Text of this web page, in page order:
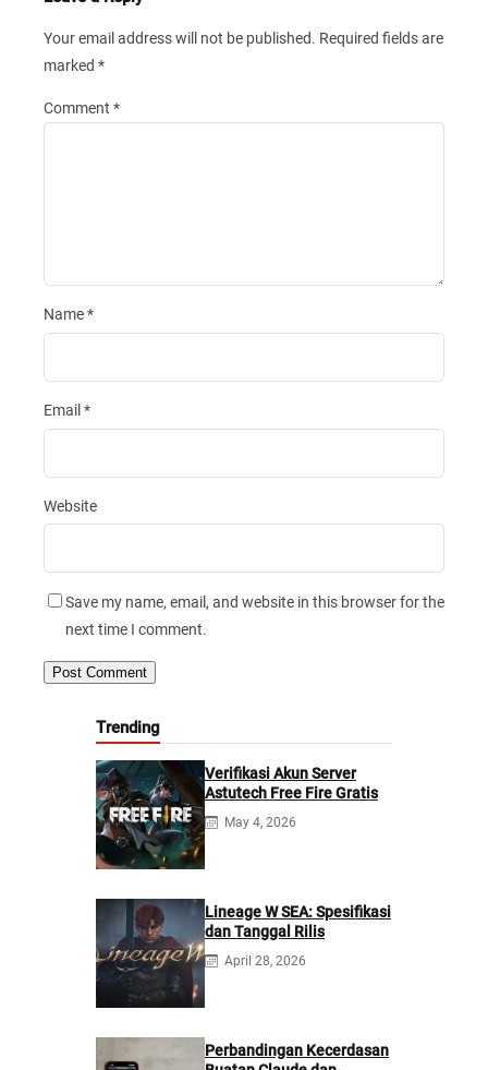
Your email address will not be published. Required fields are
marked *
Comment *
Name*
Email *
Website
Save my name, email, and website in this browser for the
next time I comment.
Trending
Verifikasi Akun Server
Astutech Free Fire Gratis
May 4, 2026
Lineage W SEA: Spesifikasi
dan Tanggal Rilis
April 28, 2026
Perbandingan Kecerdasan